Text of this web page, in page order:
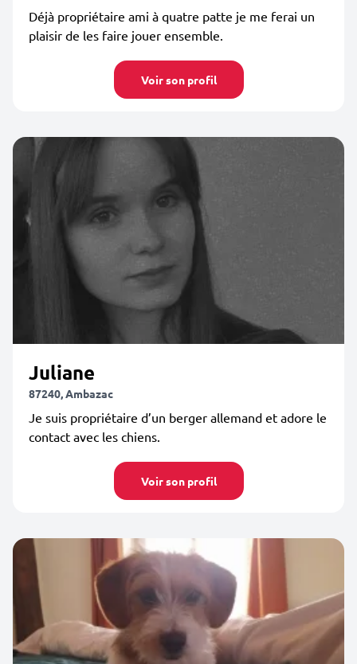
Déjà propriétaire ami à quatre patte je me ferai un
plaisir de les faire jouer ensemble.
Voir son profil
Juliane
87240, Ambazac
Je suis propriétaire d’un berger allemand et adore le
contact avec les chiens.
Voir son profil